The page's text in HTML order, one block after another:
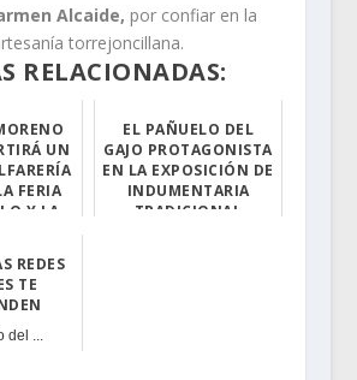
Alcaide, por confiar en la
torrejoncillana.
RELACIONADAS:
UN
FERIA
Y LA
de...
EL PAÑUELO DEL
GAJO PROTAGONISTA
EN LA EXPOSICIÓN DE
INDUMENTARIA
TRADICIONAL
REDES
TE
...